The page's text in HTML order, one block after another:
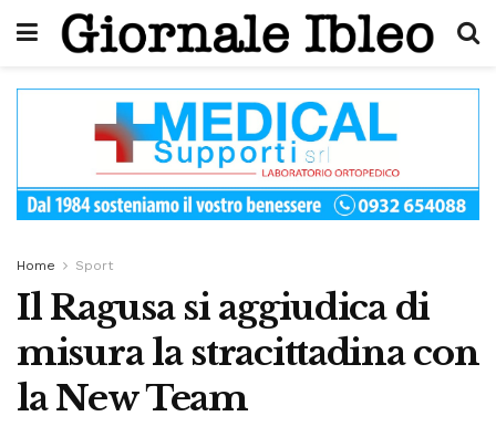
Home Sport
Il Ragusa si aggiudica di
misura la stracittadina con
la New Team